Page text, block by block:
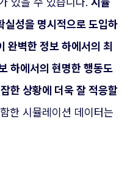
실성을 명시적으로 도입하
완벽한 정보 하에서의 최
하에서의 현명한 행동도
한 상황에 더욱 잘 적응할
한 시뮬레이션 데이터는